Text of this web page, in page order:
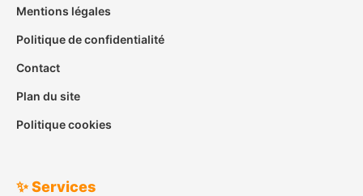
Mentions légales
Politique de confidentialité
Contact
Plan du site
Politique cookies
✨ Services